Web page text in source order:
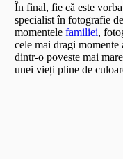
În final, fie că este
specialist în fotografie
momentelefamiliei,
cele mai dragi
dintr-o poveste mai
unei vieți pline de